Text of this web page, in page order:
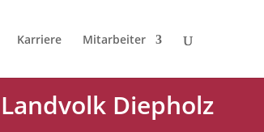
Karriere Mitarbeiter
Landvolk Diepholz